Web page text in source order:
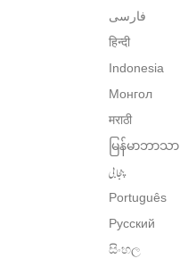
فارسی
हिन्दी
Indonesia
Монгол
मराठी
မြန်မာဘာသာ
پنجابی
Português
Русский
සිංහල